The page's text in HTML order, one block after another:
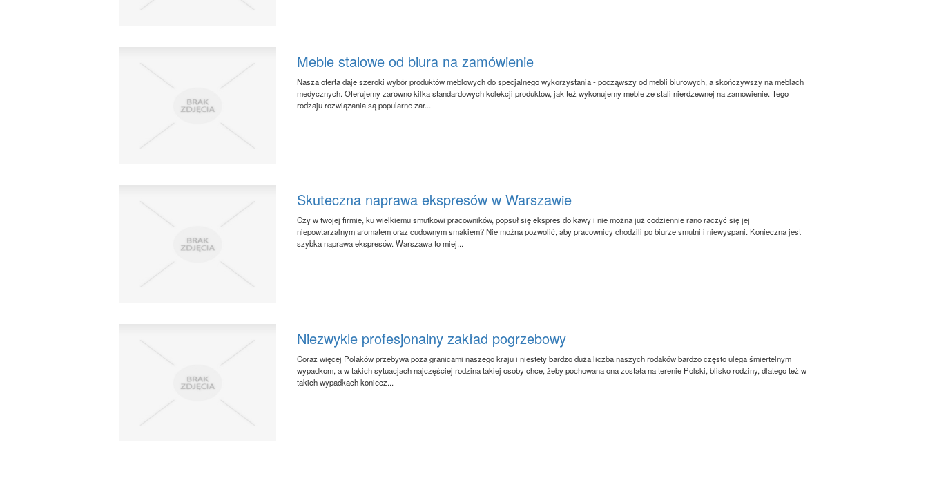
Meble stalowe od biura na zamówienie
Nasza oferta daje szeroki wybór produktów meblowych do specjalnego wykorzystania - począwszy od mebli biurowych, a skończywszy na meblach
medycznych. Oferujemy zarówno kilka standardowych kolekcji produktów, jak też wykonujemy meble ze stali nierdzewnej na zamówienie. Tego
rodzaju rozwiązania są popularne zar...
Skuteczna naprawa ekspresów w Warszawie
Czy w twojej firmie, ku wielkiemu smutkowi pracowników, popsuł się ekspres do kawy i nie można już codziennie rano raczyć się jej
niepowtarzalnym aromatem oraz cudownym smakiem? Nie można pozwolić, aby pracownicy chodzili po biurze smutni i niewyspani. Konieczna jest
szybka naprawa ekspresów. Warszawa to miej...
Niezwykle profesjonalny zakład pogrzebowy
Coraz więcej Polaków przebywa poza granicami naszego kraju i niestety bardzo duża liczba naszych rodaków bardzo często ulega śmiertelnym
wypadkom, a w takich sytuacjach najczęściej rodzina takiej osoby chce, żeby pochowana ona została na terenie Polski, blisko rodziny, dlatego też w
takich wypadkach koniecz...